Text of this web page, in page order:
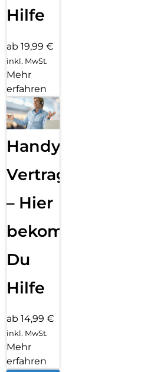
Hilfe
ab 19,99 €
inkl. MwSt.
Mehr
erfahren
Handy
Vertragsabwicklung
– Hier
bekommst
Du
Hilfe
ab 14,99 €
inkl. MwSt.
Mehr
erfahren